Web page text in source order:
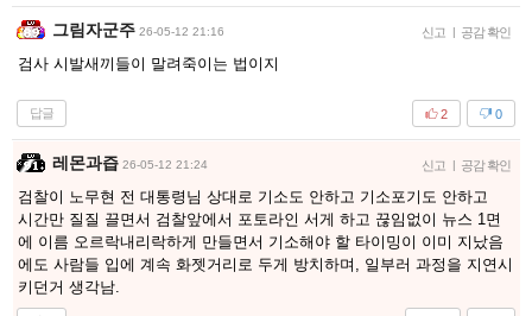
그림자군주 26-05-12 21:16 신고 | 공감 확인
검사 시발새끼들이 말려죽이는 법이지
답글 0
2
레몬과즙 26-05-12 21:24 신고 | 공감 확인
검찰이 노무현 전 대통령님 상대로 기소도 안하고 기소포기도 안하고
시간만 질질 끌면서 검찰앞에서 포토라인 서게 하고 끊임없이 뉴스 1면
에 이름 오르락내리락하게 만들면서 기소해야 할 타이밍이 이미 지났음
에도 사람들 입에 계속 화젯거리로 두게 방치하며, 일부러 과정을 지연시
키던거 생각남.